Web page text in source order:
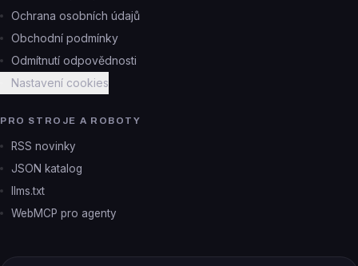
Ochrana osobních údajů
Obchodní podmínky
Odmítnutí odpovědnosti
Nastavení cookies
PRO STROJE A ROBOTY
RSS novinky
JSON katalog
llms.txt
WebMCP pro agenty